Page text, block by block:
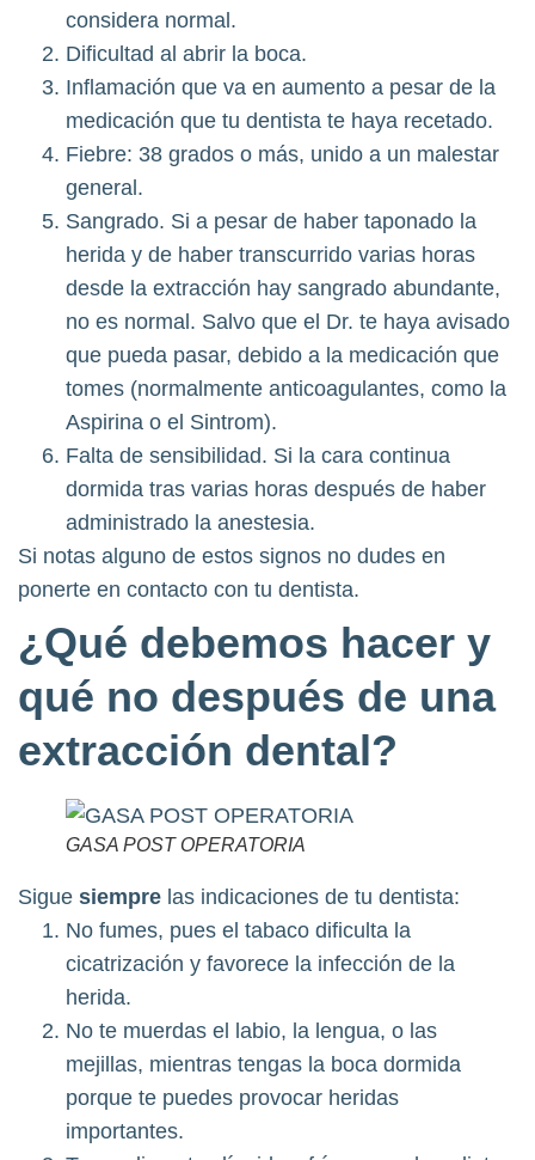
considera normal.
Dificultad al abrir la boca.
Inflamación que va en aumento a pesar de la
medicación que tu dentista te haya recetado.
Fiebre: 38 grados o más, unido a un malestar
general.
Sangrado. Si a pesar de haber taponado la
herida y de haber transcurrido varias horas
desde la extracción hay sangrado abundante,
no es normal. Salvo que el Dr. te haya avisado
que pueda pasar, debido a la medicación que
tomes (normalmente anticoagulantes, como la
Aspirina o el Sintrom).
Falta de sensibilidad. Si la cara continua
dormida tras varias horas después de haber
administrado la anestesia.
Si notas alguno de estos signos no dudes en
ponerte en contacto con tu dentista.
¿Qué debemos hacer y
qué no después de una
extracción dental?
GASA POST OPERATORIA
Sigue siempre las indicaciones de tu dentista:
No fumes, pues el tabaco dificulta la
cicatrización y favorece la infección de la
herida.
No te muerdas el labio, la lengua, o las
mejillas, mientras tengas la boca dormida
porque te puedes provocar heridas
importantes.